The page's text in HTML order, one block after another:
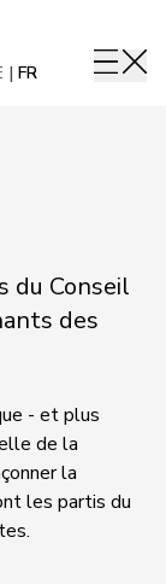
FR
du Conseil
des
- et plus
de la
la
les partis du